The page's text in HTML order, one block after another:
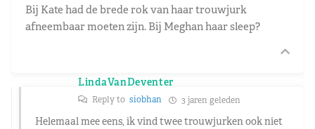
Bij Kate had de brede rok van haar trouwjurk
afneembaar moeten zijn. Bij Meghan haar sleep?
LindaVanDeventer
Reply to siobhan 3 jaren geleden
Helemaal mee eens, ik vind twee trouwjurken ook niet